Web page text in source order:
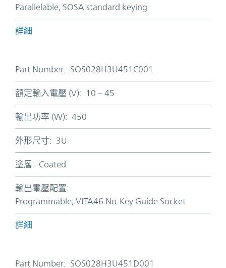
Parallelable, SOSA standard keying
詳細
Part Number: SOS028H3U451C001
額定輸入電壓 (V): 10 – 45
輸出功率 (W): 450
外形尺寸: 3U
塗層: Coated
輸出電壓配置:
Programmable, VITA46 No-Key Guide Socket
詳細
Part Number: SOS028H3U451D001